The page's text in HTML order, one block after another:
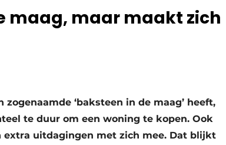
maag, maar maakt zich
‘baksteen in de maag’ heeft,
te duur om een woning te kopen. Ook
uitdagingen met zich mee. Dat blijkt